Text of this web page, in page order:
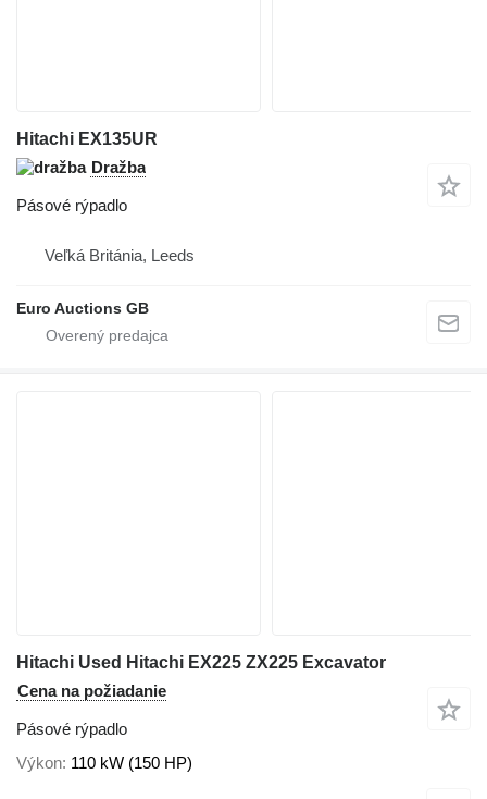
Hitachi EX135UR
Dražba
Pásové rýpadlo
Veľká Británia, Leeds
Euro Auctions GB
Hitachi Used Hitachi EX225 ZX225 Excavator
Cena na požiadanie
Pásové rýpadlo
Výkon 110 kW (150 HP)